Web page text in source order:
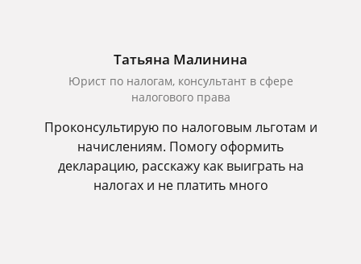
Татьяна Малинина
Юрист по налогам, консультант в сфере
налогового права
Проконсультирую по налоговым льготам и
начислениям. Помогу оформить
декларацию, расскажу как выиграть на
налогах и не платить много